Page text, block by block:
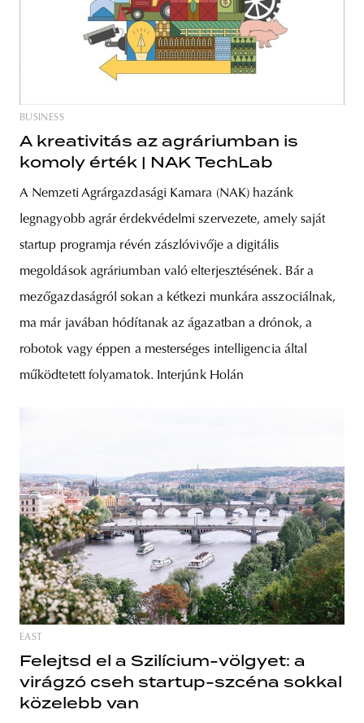
BUSINESS
A kreativitás az agráriumban is
komoly érték | NAK TechLab
A Nemzeti Agrárgazdasági Kamara (NAK) hazánk
legnagyobb agrár érdekvédelmi szervezete, amely saját
startup programja révén zászlóvivője a digitális
megoldások agráriumban való elterjesztésének. Bár a
mezőgazdaságról sokan a kétkezi munkára asszociálnak,
ma már javában hódítanak az ágazatban a drónok, a
robotok vagy éppen a mesterséges intelligencia által
működtetett folyamatok. Interjúnk Holán
EAST
Felejtsd el a Szilícium-völgyet: a
virágzó cseh startup-szcéna sokkal
közelebb van